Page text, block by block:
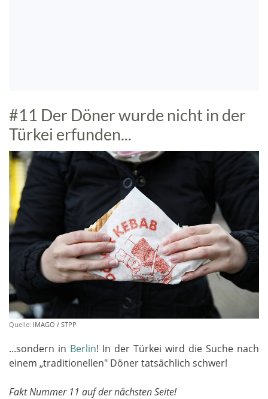
#11 Der Döner wurde nicht in der
Türkei erfunden...
Quelle: IMAGO / STPP
...sondern in Berlin! In der Türkei wird die Suche nach
einem „traditionellen" Döner tatsächlich schwer!
Fakt Nummer 11 auf der nächsten Seite!